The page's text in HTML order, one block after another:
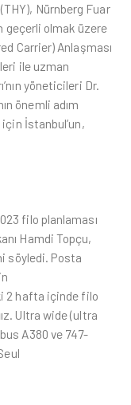
Nürnberg Fuar
geçerli olmak üzere
Carrier) Anlaşması
ile uzman
yöneticileri Dr.
önemli adım
İstanbul’un,
filo planlaması
Hamdi Topçu,
söyledi. Posta
2 hafta içinde filo
Ultra wide (ultra
A380 ve 747-